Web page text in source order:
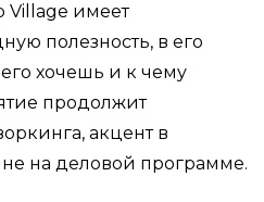
Village имеет
полезность, в его
хочешь и к чему
продолжит
акцент в
на деловой программе.